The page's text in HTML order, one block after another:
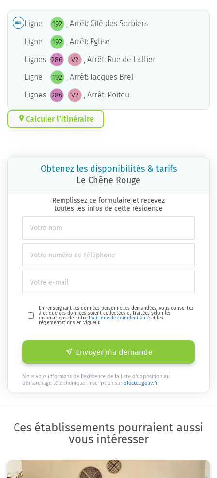
Ligne 192
, Arrêt: Cité des Sorbiers
Ligne
192
, Arrêt: Eglise
Lignes
286 V2
, Arrêt: Rue de Lallier
Ligne
192
, Arrêt: Jacques Brel
Lignes
286 V2 , Arrêt: Poitou
Calculer l’itinéraire
Obtenez les disponibilités & tarifs
Le Chêne Rouge
Remplissez ce formulaire et recevez
toutes les infos de cette résidence
En renseignant les données personnelles demandées, vous consentez
à ce que ces données soient collectées et traitées selon les
dispositions de notre Politique de confidentialité et les
réglementations en vigueur.
Envoyer ma demande
Nous vous informons de l'existence de la liste d'opposition au
démarchage téléphonique. Inscription sur bloctel.gouv.fr
Ces établissements pourraient aussi
vous intéresser